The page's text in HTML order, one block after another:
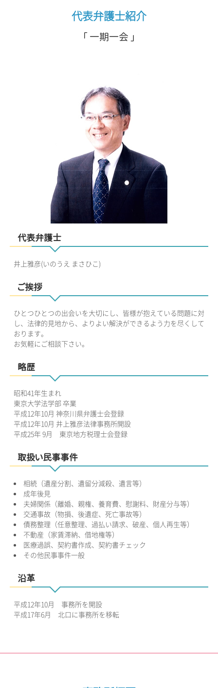
代表弁護士紹介
「 一期一会 」
代表弁護士
井上雅彦(いのうえ まさひこ)
ご挨拶
ひとつひとつの出会いを大切にし、皆様が抱えている問題に対
し、法律的見地から、よりよい解決ができるよう力を尽くして
おります。
お気軽にご相談下さい。
略歴
昭和41年生まれ
東京大学法学部 卒業
平成12年10月 神奈川県弁護士会登録
平成12年10月 井上雅彦法律事務所開設
平成25年 9月 東京地方税理士会登録
取扱い民事事件
相続（遺産分割、遺留分減殺、遺言等）
成年後見
夫婦関係（離婚、親権、養育費、慰謝料、財産分与等）
交通事故（物損、後遺症、死亡事故等）
債務整理（任意整理、過払い請求、破産、個人再生等）
不動産（家賃滞納、借地権等）
医療過誤、契約書作成、契約書チェック
その他民事事件一般
沿革
平成12年10月 事務所を開設
平成17年6月 北口に事務所を移転